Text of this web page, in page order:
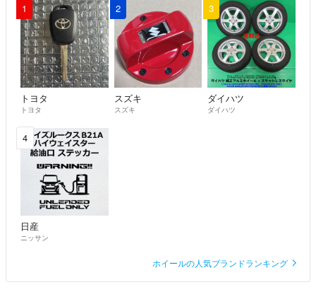
1
トヨタ
トヨタ
2
スズキ
スズキ
3
ダイハツ
ダイハツ
4
日産
ニッサン
ホイールの人気ブランドランキング